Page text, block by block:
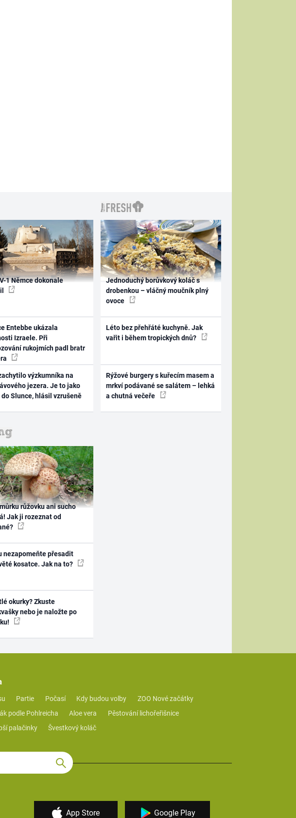
1 Němce dokonale
Entebbe ukázala
Izraele. Při
rukojmích padl bratr
výzkumníka na
jezera. Je to jako
Slunce, hlásil vzrušeně
Jednoduchý borůvkový koláč s
drobenkou – vláčný moučník plný
ovoce
Léto bez přehřáté kuchyně. Jak
vařit i během tropických dnů?
Rýžové burgery s kuřecím masem a
mrkví podávané se salátem – lehká
a chutná večeře
růžovku ani sucho
Jak ji rozeznat od
nezapomeňte přesadit
kosatce. Jak na to?
okurky? Zkuste
nebo je naložte po
Partie Počasí Kdy budou volby
ZOO Nové začátky
podle Pohlreicha Aloe vera
Pěstování lichořeřišnice
palačinky Švestkový koláč
App Store Google Play